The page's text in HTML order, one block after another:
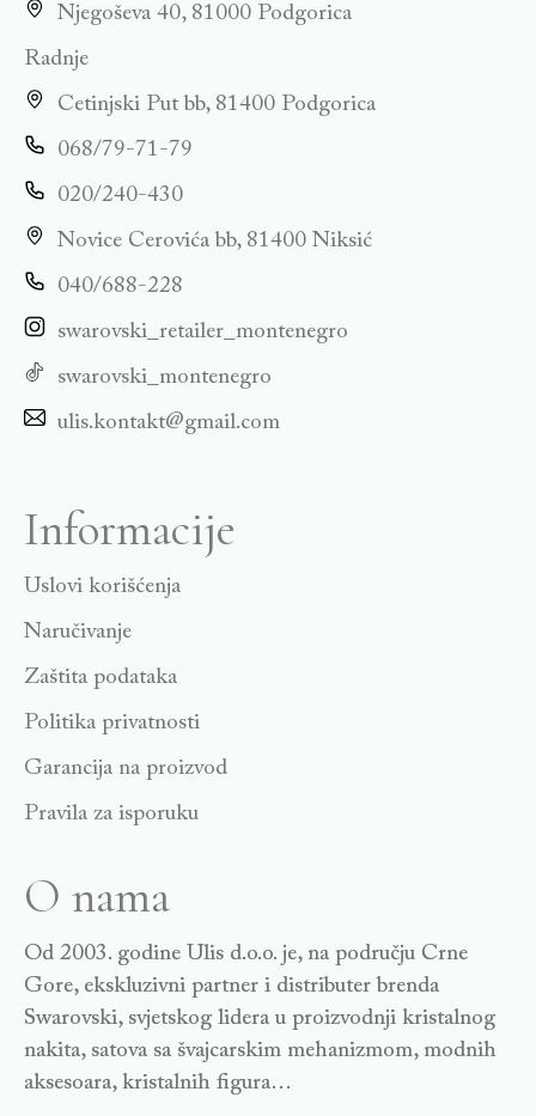
Njegoševa 40, 81000 Podgorica
Radnje
Cetinjski Put bb, 81400 Podgorica
068/79-71-79
020/240-430
Novice Cerovića bb, 81400 Niksić
040/688-228
swarovski_retailer_montenegro
swarovski_montenegro
ulis.kontakt@gmail.com
Informacije
Uslovi korišćenja
Naručivanje
Zaštita podataka
Politika privatnosti
Garancija na proizvod
Pravila za isporuku
O nama
Od 2003. godine Ulis d.o.o. je, na području Crne
Gore, ekskluzivni partner i distributer brenda
Swarovski, svjetskog lidera u proizvodnji kristalnog
nakita, satova sa švajcarskim mehanizmom, modnih
aksesoara, kristalnih figura…